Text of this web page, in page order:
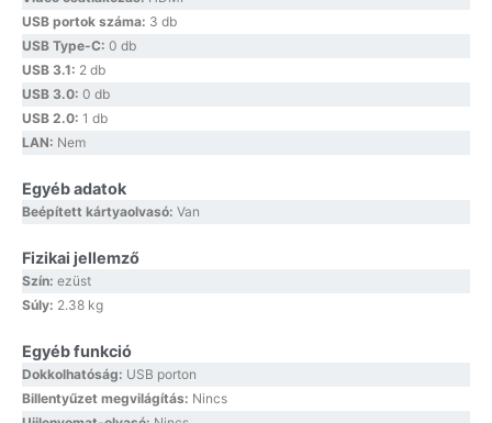
USB portok száma: 3 db
USB Type-C: 0 db
USB 3.1: 2 db
USB 3.0: 0 db
USB 2.0: 1 db
LAN: Nem
Egyéb adatok
Beépített kártyaolvasó: Van
Fizikai jellemző
Szín: ezüst
Súly: 2.38 kg
Egyéb funkció
Dokkolhatóság: USB porton
Billentyűzet megvilágítás: Nincs